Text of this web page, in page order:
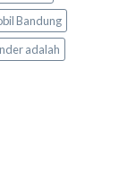
Bandung
adalah